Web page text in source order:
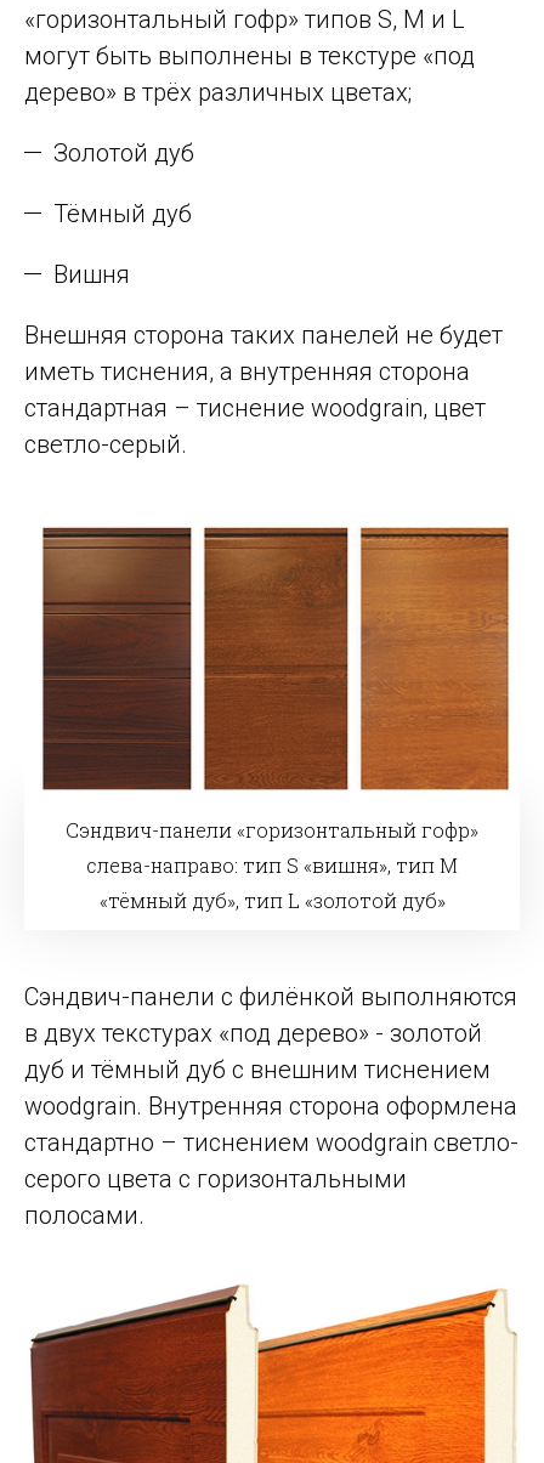
«горизонтальный гофр» типов S, M и L
могут быть выполнены в текстуре «под
дерево» в трёх различных цветах;
Золотой дуб
Тёмный дуб
Вишня
Внешняя сторона таких панелей не будет
иметь тиснения, а внутренняя сторона
стандартная – тиснение woodgrain, цвет
светло-серый.
Сэндвич-панели «горизонтальный гофр»
слева-направо: тип S «вишня», тип M
«тёмный дуб», тип L «золотой дуб»
Сэндвич-панели с филёнкой выполняются
в двух текстурах «под дерево» - золотой
дуб и тёмный дуб с внешним тиснением
woodgrain. Внутренняя сторона оформлена
стандартно – тиснением woodgrain светло-
серого цвета с горизонтальными
полосами.